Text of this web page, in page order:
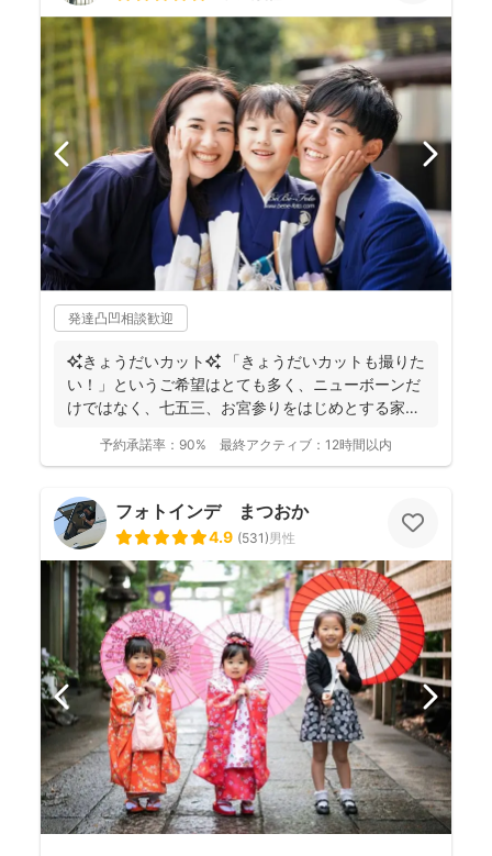
発達凸凹相談歓迎
✨きょうだいカット✨ 「きょうだいカットも撮りた
い！」というご希望はとても多く、ニューボーンだ
けではなく、七五三、お宮参りをはじめとする家族
予約承諾率： 90% 最終アクティブ： 12時間以内
フォトインデ まつおか
4.9 (531)男性